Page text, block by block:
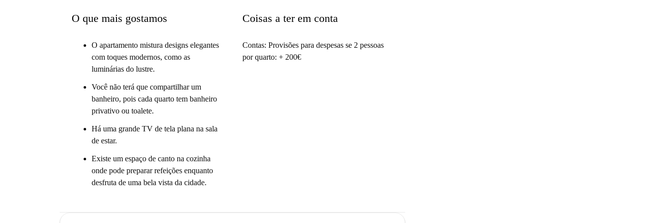
O que mais gostamos
O apartamento mistura designs elegantes
com toques modernos, como as
luminárias do lustre.
Você não terá que compartilhar um
banheiro, pois cada quarto tem banheiro
privativo ou toalete.
Há uma grande TV de tela plana na sala
de estar.
Existe um espaço de canto na cozinha
onde pode preparar refeições enquanto
desfruta de uma bela vista da cidade.
Coisas a ter em conta
Contas: Provisões para despesas se 2 pessoas
por quarto: + 200€